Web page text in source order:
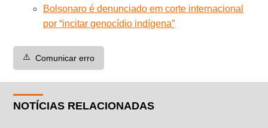
Bolsonaro é denunciado em corte internacional
por “incitar genocídio indígena”
⚠️ Comunicar erro
NOTÍCIAS RELACIONADAS